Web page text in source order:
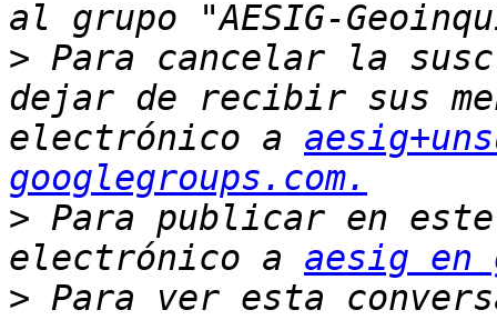
> Para cancelar la
dejar de recibir sus
electrónico a
googlegroups.com.
> Para publicar en
electrónico a aesig en
> Para ver esta